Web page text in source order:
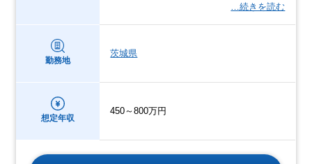
…続きを読む
勤務地
茨城県
想定年収
450～800万円